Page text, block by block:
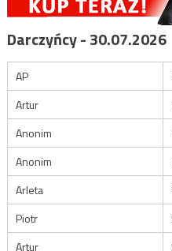
Darczyńcy - 30.07.2026
AP
Artur
Anonim
Anonim
Arleta
Piotr
Artur